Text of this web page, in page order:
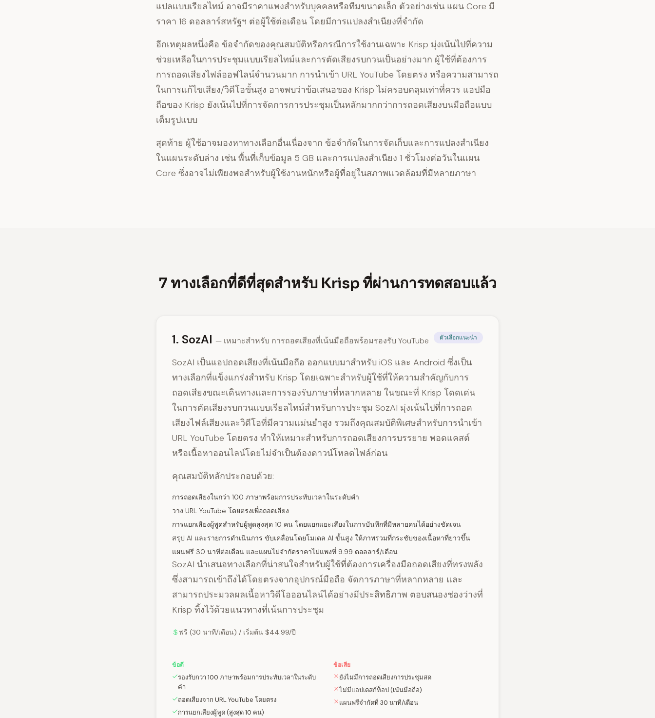
แปลแบบเรียลไทม์ อาจมีราคาแพงสำหรับบุคคลหรือทีมขนาดเล็ก ตัวอย่างเช่น แผน Core มี
ราคา 16 ดอลลาร์สหรัฐฯ ต่อผู้ใช้ต่อเดือน โดยมีการแปลงสำเนียงที่จำกัด
อีกเหตุผลหนึ่งคือ ข้อจำกัดของคุณสมบัติหรือกรณีการใช้งานเฉพาะ Krisp มุ่งเน้นไปที่ความ
ช่วยเหลือในการประชุมแบบเรียลไทม์และการตัดเสียงรบกวนเป็นอย่างมาก ผู้ใช้ที่ต้องการ
การถอดเสียงไฟล์ออฟไลน์จำนวนมาก การนำเข้า URL YouTube โดยตรง หรือความสามารถ
ในการแก้ไขเสียง/วิดีโอขั้นสูง อาจพบว่าข้อเสนอของ Krisp ไม่ครอบคลุมเท่าที่ควร แอปมือ
ถือของ Krisp ยังเน้นไปที่การจัดการการประชุมเป็นหลักมากกว่าการถอดเสียงบนมือถือแบบ
เต็มรูปแบบ
สุดท้าย ผู้ใช้อาจมองหาทางเลือกอื่นเนื่องจาก ข้อจำกัดในการจัดเก็บและการแปลงสำเนียง
ในแผนระดับล่าง เช่น พื้นที่เก็บข้อมูล 5 GB และการแปลงสำเนียง 1 ชั่วโมงต่อวันในแผน
Core ซึ่งอาจไม่เพียงพอสำหรับผู้ใช้งานหนักหรือผู้ที่อยู่ในสภาพแวดล้อมที่มีหลายภาษา
7 ทางเลือกที่ดีที่สุดสำหรับ Krisp ที่ผ่านการทดสอบแล้ว
1. SozAI — เหมาะสำหรับ การถอดเสียงที่เน้นมือถือพร้อมรองรับ YouTube ตัวเลือกแนะนำ
SozAI เป็นแอปถอดเสียงที่เน้นมือถือ ออกแบบมาสำหรับ iOS และ Android ซึ่งเป็น
ทางเลือกที่แข็งแกร่งสำหรับ Krisp โดยเฉพาะสำหรับผู้ใช้ที่ให้ความสำคัญกับการ
ถอดเสียงขณะเดินทางและการรองรับภาษาที่หลากหลาย ในขณะที่ Krisp โดดเด่น
ในการตัดเสียงรบกวนแบบเรียลไทม์สำหรับการประชุม SozAI มุ่งเน้นไปที่การถอด
เสียงไฟล์เสียงและวิดีโอที่มีความแม่นยำสูง รวมถึงคุณสมบัติพิเศษสำหรับการนำเข้า
URL YouTube โดยตรง ทำให้เหมาะสำหรับการถอดเสียงการบรรยาย พอดแคสต์
หรือเนื้อหาออนไลน์โดยไม่จำเป็นต้องดาวน์โหลดไฟล์ก่อน
คุณสมบัติหลักประกอบด้วย:
การถอดเสียงในกว่า 100 ภาษาพร้อมการประทับเวลาในระดับคำ
วาง URL YouTube โดยตรงเพื่อถอดเสียง
การแยกเสียงผู้พูดสำหรับผู้พูดสูงสุด 10 คน โดยแยกแยะเสียงในการบันทึกที่มีหลายคนได้อย่างชัดเจน
สรุป AI และรายการดำเนินการ ขับเคลื่อนโดยโมเดล AI ขั้นสูง ให้ภาพรวมที่กระชับของเนื้อหาที่ยาวขึ้น
แผนฟรี 30 นาทีต่อเดือน และแผนไม่จำกัดราคาไม่แพงที่ 9.99 ดอลลาร์/เดือน
SozAI นำเสนอทางเลือกที่น่าสนใจสำหรับผู้ใช้ที่ต้องการเครื่องมือถอดเสียงที่ทรงพลัง
ซึ่งสามารถเข้าถึงได้โดยตรงจากอุปกรณ์มือถือ จัดการภาษาที่หลากหลาย และ
สามารถประมวลผลเนื้อหาวิดีโอออนไลน์ได้อย่างมีประสิทธิภาพ ตอบสนองช่องว่างที่
Krisp ทิ้งไว้ด้วยแนวทางที่เน้นการประชุม
ฟรี (30 นาที/เดือน) / เริ่มต้น $44.99/ปี
ข้อดี
รองรับกว่า 100 ภาษาพร้อมการประทับเวลาในระดับ
คำ
ถอดเสียงจาก URL YouTube โดยตรง
การแยกเสียงผู้พูด (สูงสุด 10 คน)
ข้อเสีย
ยังไม่มีการถอดเสียงการประชุมสด
ไม่มีแอปเดสก์ท็อป (เน้นมือถือ)
แผนฟรีจำกัดที่ 30 นาที/เดือน